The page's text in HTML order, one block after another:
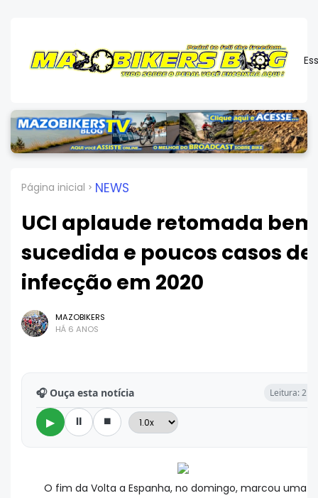
Página inicial NEWS
UCI aplaude retomada bem
sucedida e poucos casos de
infecção em 2020
MAZOBIKERS
HÁ 6 ANOS
🎧 Ouça esta notícia Leitura: 2
▶ ⏸ ⏹
O fim da Volta a Espanha, no domingo, marcou uma